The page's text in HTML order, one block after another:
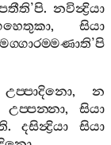
’පි. නවින්‍ද්‍රියා
, සියා
මග‍්ගාරම‍්මණාති’පි
උප‍්පාදිනො,න
උප‍්පන‍්නා,සියා
.දසින්‍ද්‍රියා
සියා